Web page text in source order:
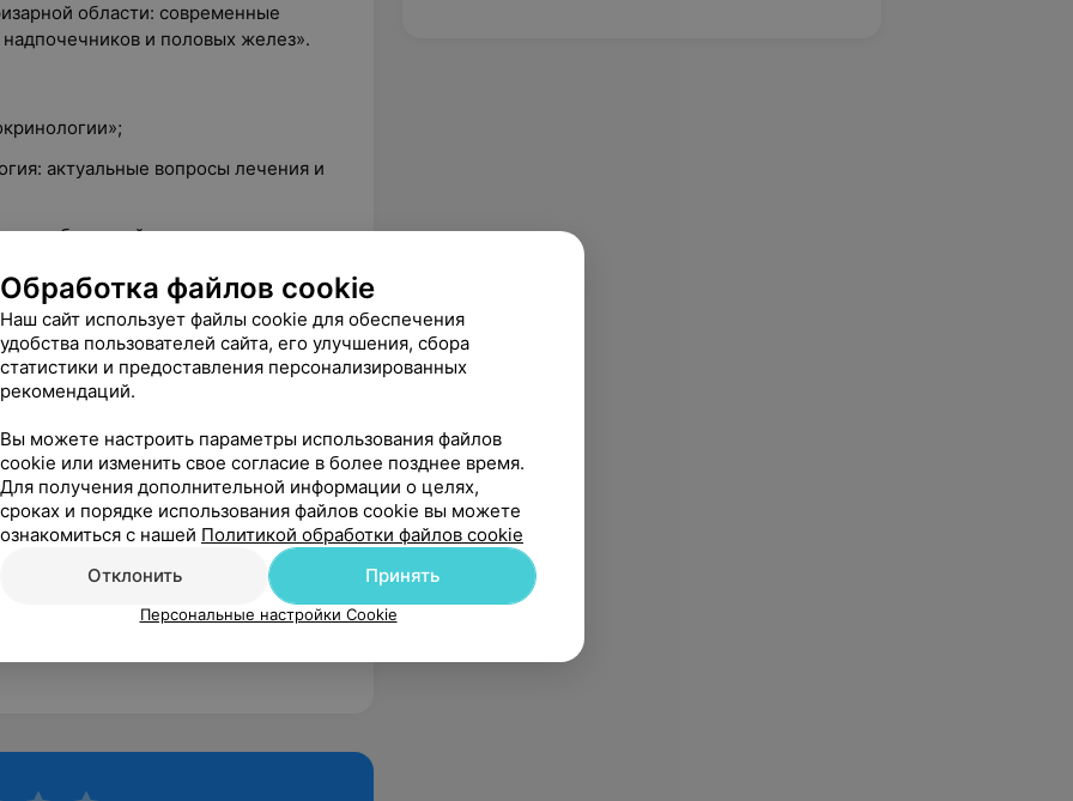
области: современные
и половых желез».
актуальные вопросы лечения и
период»;
эндокринной патологии»;
поздних осложнений
лечения патологии щитовидной
эндокринная патология»;
нации»;
лечебно-диагностические
ожирением»;
в эндокринологии»;
диагностики и профилактики в
Обработка файлов cookie
Наш сайт использует файлы cookie для обеспечения
удобства пользователей сайта, его улучшения, сбора
статистики и предоставления персонализированных
рекомендаций.
Вы можете настроить параметры использования файлов
cookie или изменить свое согласие в более позднее время.
Для получения дополнительной информации о целях,
сроках и порядке использования файлов cookie вы можете
ознакомиться с нашей Политикой обработки файлов cookie
Отклонить
Принять
Персональные настройки Cookie